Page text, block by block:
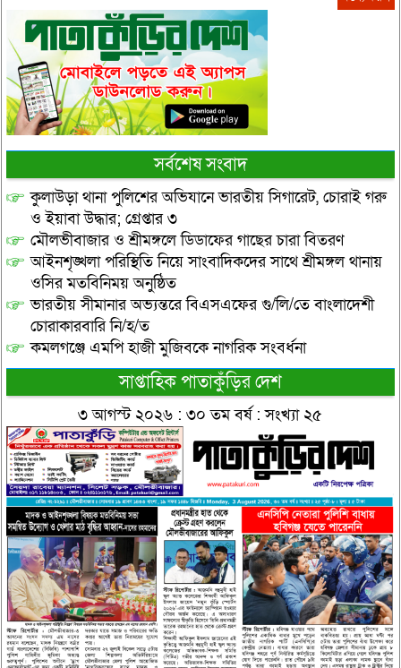
সর্বশেষ সংবাদ
কুলাউড়া থানা পুলিশের অভিযানে ভারতীয় সিগারেট, চোরাই গরু
ও ইয়াবা উদ্ধার; গ্রেপ্তার ৩
মৌলভীবাজার ও শ্রীমঙ্গলে ডিডাফের গাছের চারা বিতরণ
আইনশৃঙ্খলা পরিস্থিতি নিয়ে সাংবাদিকদের সাথে শ্রীমঙ্গল থানায়
ওসির মতবিনিময় অনুষ্ঠিত
ভারতীয় সীমানার অভ্যন্তরে বিএসএফের গু/লি/তে বাংলাদেশী
চোরাকারবারি নি/হ/ত
কমলগঞ্জে এমপি হাজী মুজিবকে নাগরিক সংবর্ধনা
সাপ্তাহিক পাতাকুঁড়ির দেশ
৩ আগস্ট ২০২৬ : ৩০ তম বর্ষ : সংখ্যা ২৫